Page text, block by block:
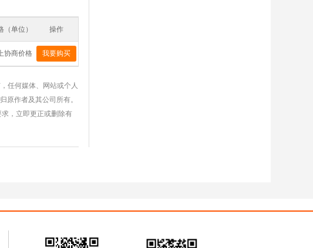
（单位） 操作
协商价格 我要购买
任何媒体、网站或个人
原作者及其公司所有。
，立即更正或删除有